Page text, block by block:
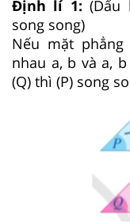
Định lí 1: (Dấu
song song)
Nếu mặt
nhau a, b và a,
(Q) thì (P) song